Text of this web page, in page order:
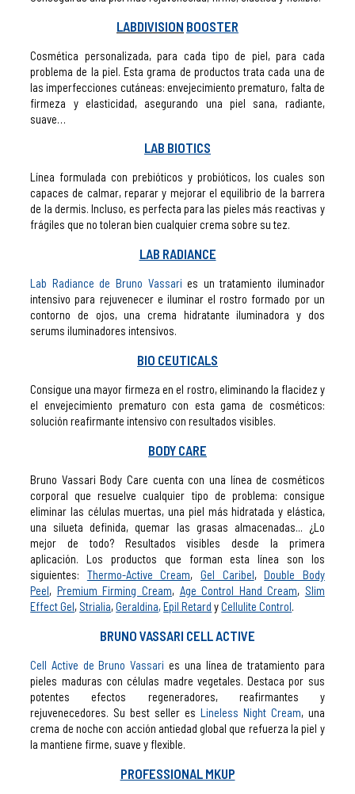
LABDIVISION BOOSTER
Cosmética personalizada, para cada tipo de piel, para cada
problema de la piel. Esta grama de productos trata cada una de
las imperfecciones cutáneas: envejecimiento prematuro, falta de
firmeza y elasticidad, asegurando una piel sana, radiante,
suave…
LAB BIOTICS
Línea formulada con prebióticos y probióticos, los cuales son
capaces de calmar, reparar y mejorar el equilibrio de la barrera
de la dermis. Incluso, es perfecta para las pieles más reactivas y
frágiles que no toleran bien cualquier crema sobre su tez.
LAB RADIANCE
Lab Radiance de Bruno Vassari es un tratamiento iluminador
intensivo para rejuvenecer e iluminar el rostro formado por un
contorno de ojos, una crema hidratante iluminadora y dos
serums iluminadores intensivos.
BIO CEUTICALS
Consigue una mayor firmeza en el rostro, eliminando la flacidez y
el envejecimiento prematuro con esta gama de cosméticos:
solución reafirmante intensivo con resultados visibles.
BODY CARE
Bruno Vassari Body Care cuenta con una línea de cosméticos
corporal que resuelve cualquier tipo de problema: consigue
eliminar las células muertas, una piel más hidratada y elástica,
una silueta definida, quemar las grasas almacenadas... ¿Lo
mejor de todo? Resultados visibles desde la primera
aplicación. Los productos que forman esta línea son los
siguientes: Thermo-Active Cream,Gel Caribel,Double Body
Peel, Premium Firming Cream, Age Control Hand Cream, Slim
Effect Gel, Strialia,Geraldina,Epil Retard yCellulite Control.
BRUNO VASSARI CELL ACTIVE
Cell Active de Bruno Vassari es una línea de tratamiento para
pieles maduras con células madre vegetales. Destaca por sus
potentes efectos regeneradores, reafirmantes y
rejuvenecedores. Su best seller es Lineless Night Cream, una
crema de noche con acción antiedad global que refuerza la piel y
la mantiene firme, suave y flexible.
PROFESSIONAL MKUP